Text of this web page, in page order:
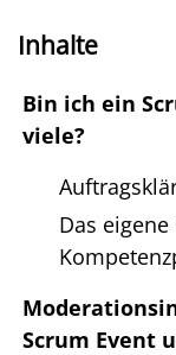
Inhalte
Bin ich ein
viele?
Das
Scrum Event